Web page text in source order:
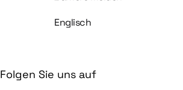
Englisch
Folgen Sie uns auf